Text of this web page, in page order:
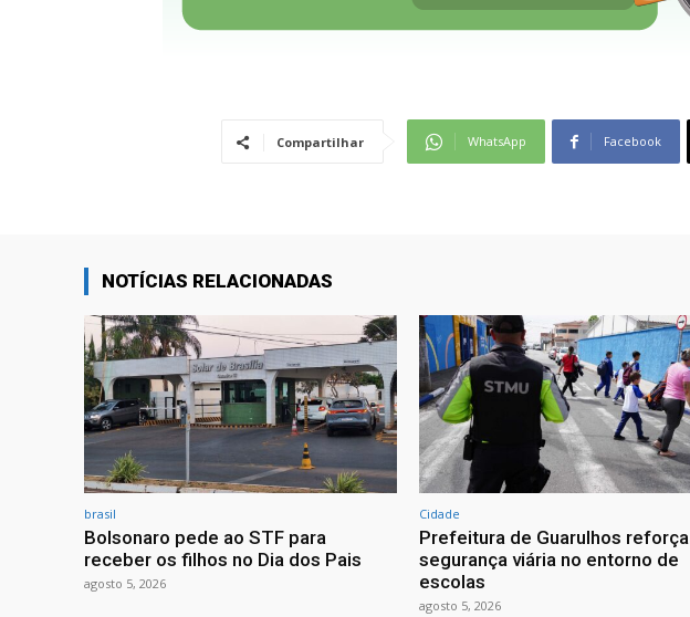
Compartilhar WhatsApp Facebook
NOTÍCIAS RELACIONADAS
brasil
Bolsonaro pede ao STF para
receber os filhos no Dia dos Pais
agosto 5, 2026
Cidade
Prefeitura de Guarulhos reforça
segurança viária no entorno de
escolas
agosto 5, 2026